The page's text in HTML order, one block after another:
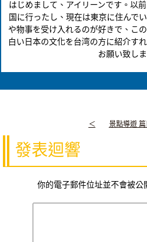
はじめまして、アイリーンです。以
国に行ったし、現在は東京に住んで
や物事を受け入れるのが好きで、こ
白い日本の文化を台湾の方に紹介す
お願い致しま
＜ 景點導遊 篇
發表迴響
你的電子郵件位址並不會被公